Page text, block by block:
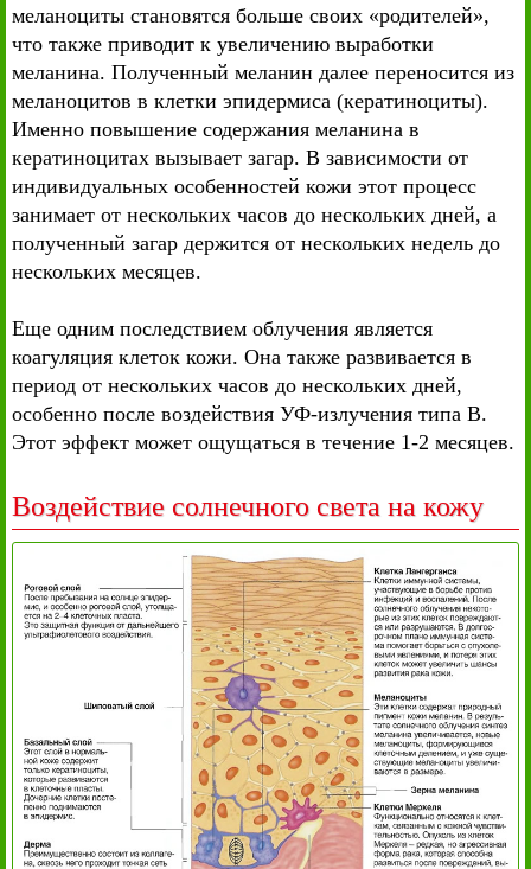
меланоциты становятся больше своих «родителей»,
что также приводит к увеличению выработки
меланина. Полученный меланин далее переносится из
меланоцитов в клетки эпидермиса (кератиноциты).
Именно повышение содержания меланина в
кератиноцитах вызывает загар. В зависимости от
индивидуальных особенностей кожи этот процесс
занимает от нескольких часов до нескольких дней, а
полученный загар держится от нескольких недель до
нескольких месяцев.
Еще одним последствием облучения является
коагуляция клеток кожи. Она также развивается в
период от нескольких часов до нескольких дней,
особенно после воздействия УФ-излучения типа В.
Этот эффект может ощущаться в течение 1-2 месяцев.
Воздействие солнечного света на кожу